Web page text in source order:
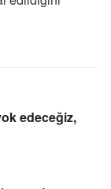
edeceğiz,